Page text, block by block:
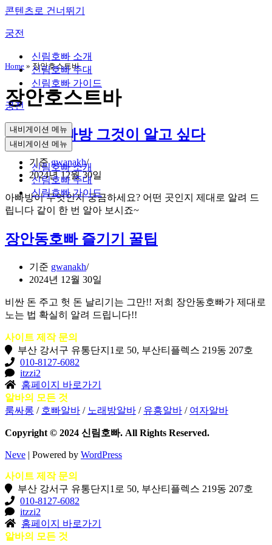
콘텐츠로 건너뛰기
궁전
신림호빠 소개
신림호빠 주대
신림호빠 가이드
궁전
내비게이션 메뉴
내비게이션 메뉴
신림호빠 소개
신림호빠 주대
신림호빠 가이드
Home » 장안호스트바
장안호스트바
장안동아빠방 그것이 알고 싶다
기준gwanakh
2024년 12월 30일
아빠방이 무엇인지 궁금하세요? 어떤 곳인지 제대로 알려 드
립니다 같이 한 번 알아 보시죠~
장안동호빠 즐기기 꿀팁
기준 gwanakh
2024년 12월 30일
비싼 돈 주고 헛 돈 날리기는 그만!! 저희 장안동호빠가 제대로
노는 법 확실히 알려 드립니다!!
사이트 제작 문의
부산 강서구 유통단지1로 50, 부산티플렉스 219동 207호
010-8127-6082
itzzi2
홈페이지 바로가기
알바의 모든 것
룸싸롱 / 호빠알바 / 노래방알바 / 유흥알바 / 여자알바
Copyright © 2024 신림호빠. All Rights Reserved.
Neve | Powered by WordPress
사이트 제작 문의
부산 강서구 유통단지1로 50, 부산티플렉스 219동 207호
010-8127-6082
itzzi2
홈페이지 바로가기
알바의 모든 것